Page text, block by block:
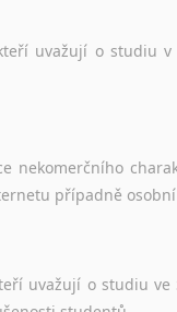
uvažují o studiu v
nekomerčního
případně osobní
uvažují o studiu ve